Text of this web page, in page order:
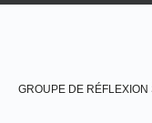
GROUPE DE